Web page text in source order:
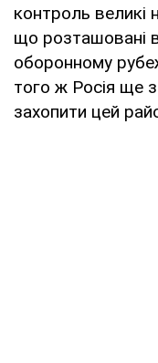
контроль великі
що розташовані
оборонному
того ж Росія ще
захопити цей